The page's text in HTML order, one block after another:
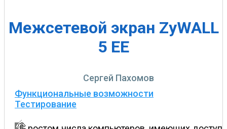
Межсетевой экран ZyWALL
5 EE
Сергей Пахомов
Функциональные возможности
Тестирование